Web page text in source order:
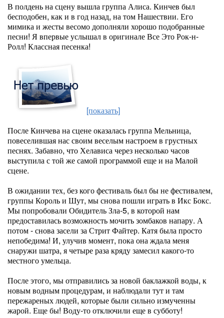
В полдень на сцену вышла группа Алиса. Кинчев был
бесподобен, как и в год назад, на том Нашествии. Его
мимика и жесты весомо дополняли хорошо подобранные
песни! Я впервые услышал в оригинале Все Это Рок-н-
Ролл! Классная песенка!
[показать]
После Кинчева на сцене оказалась группа Мельница,
повеселившая нас своим веселым настроем в грустных
песнях. Забавно, что Хелависа через несколько часов
выступила с той же самой программой еще и на Малой
сцене.
В ожидании тех, без кого фестиваль был бы не фестивалем,
группы Король и Шут, мы снова пошли играть в Икс Бокс.
Мы попробовали Обидитель Зла-5, в которой нам
предоставилась возможность мочить зомбаков напару. А
потом - снова засели за Стрит Файтер. Катя была просто
непобедима! И, улучив момент, пока она ждала меня
снаружи шатра, я четыре раза кряду замесил какого-то
местного умельца.
После этого, мы отправились за новой баклажкой воды, к
новым водным процедурам, и наблюдали тут и там
пережареных людей, которые были сильно измученны
жарой. Еще бы! Воду-то отключили еще в субботу!